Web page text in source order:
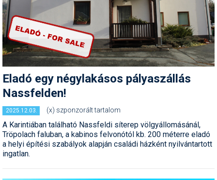
Hütte
Ingatlan
Interjúk
Játékok
Kerékpár
Korcsolya
Könyvajánló
Eladó egy négylakásos pályaszállás
Nassfelden!
2025.12.03. (x) szponzorált tartalom
A Karintiában található Nassfeldi síterep völgyállomásánál,
Tröpolach faluban, a kabinos felvonótól kb. 200 méterre eladó
a helyi építési szabályok alapján családi házként nyilvántartott
ingatlan.